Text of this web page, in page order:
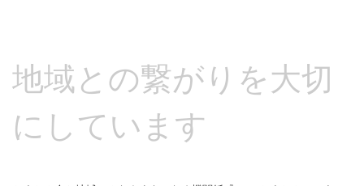
地域との繋がりを大切
にしています